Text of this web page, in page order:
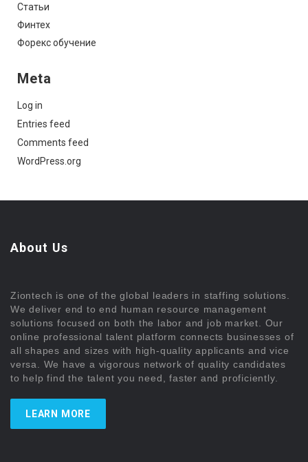
Статьи
Финтех
Форекс обучение
Meta
Log in
Entries feed
Comments feed
WordPress.org
About Us
Ziontech is one of the global leaders in staffing solutions.
We deliver end to end human resource management
solutions focused on both the labor and job market. Our
online professional talent platform connects businesses of
all shapes and sizes with high-quality applicants and vice
versa. We have a vigorous network of quality candidates
to help find the talent you need, faster and proficiently.
LEARN MORE